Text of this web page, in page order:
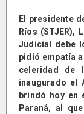
El presidente
Ríos (STJER),
Judicial debe
pidió empatía
celeridad de
inaugurado el
brindó hoy en
Paraná, al